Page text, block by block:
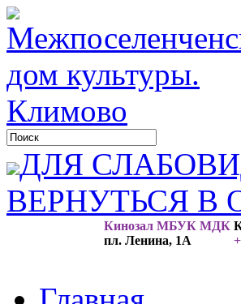
ДЛЯ
ВЕРНУТЬСЯ
Кинозал МБУК МДК
пл. Ленина, 1А